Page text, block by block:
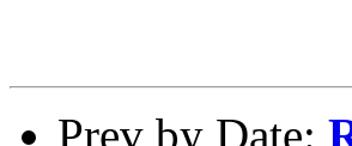
Prev by Date: